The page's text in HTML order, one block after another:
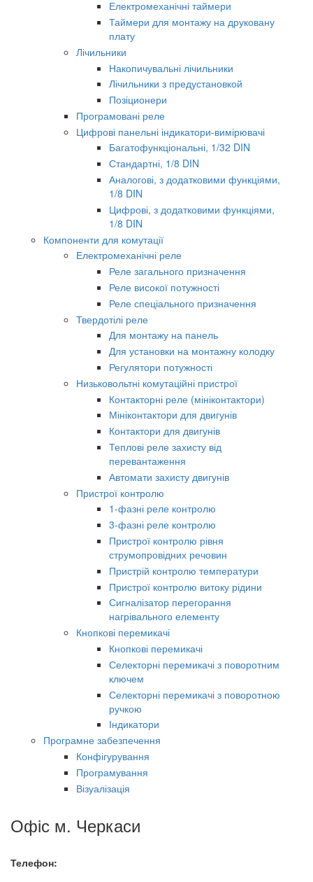
Електромеханічні таймери
Таймери для монтажу на друковану
плату
Лічильники
Накопичувальні лічильники
Лічильники з предустановкой
Позіционери
Програмовані реле
Цифрові панельні індикатори-вимірювачі
Багатофункціональні, 1/32 DIN
Стандартні, 1/8 DIN
Аналогові, з додатковими функціями,
1/8 DIN
Цифрові, з додатковими функціями,
1/8 DIN
Компоненти для комутації
Електромеханічні реле
Реле загального призначення
Реле високої потужності
Реле спеціального призначення
Твердотілі реле
Для монтажу на панель
Для установки на монтажну колодку
Регулятори потужності
Низьковольтні комутаційні пристрої
Контакторні реле (мініконтактори)
Мініконтактори для двигунів
Контактори для двигунів
Теплові реле захисту від
перевантаження
Автомати захисту двигунів
Пристрої контролю
1-фазні реле контролю
3-фазні реле контролю
Пристрої контролю рівня
струмопровідних речовин
Пристрій контролю температури
Пристрої контролю витоку рідини
Сигналізатор перегорання
нагрівального елементу
Кнопкові перемикачі
Кнопкові перемикачі
Селекторні перемикачі з поворотним
ключем
Селекторні перемикачі з поворотною
ручкою
Індикатори
Програмне забезпечення
Конфігурування
Програмування
Візуалізація
Офіс м. Черкаси
Телефон: